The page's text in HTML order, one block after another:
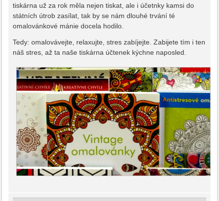
tiskárna už za rok měla nejen tiskat, ale i účetnky kamsi do
státních útrob zasílat, tak by se nám dlouhé trvání té
omalovánkové mánie docela hodilo.
Tedy: omalovávejte, relaxujte, stres zabíjejte. Zabijete tím i ten
náš stres, až ta naše tiskárna účtenek kýchne naposled.